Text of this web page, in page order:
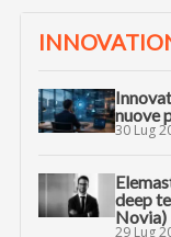
nuove
30 Lug
deep
Novia)
29 Lug